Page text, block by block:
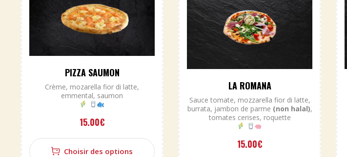
PIZZA SAUMON
Crème, mozarella fior di latte,
emmental, saumon
15.00€
Choisir des options
LA ROMANA
Sauce tomate, mozzarella fior di latte,
burrata, jambon de parme (non halal),
tomates cerises, roquette
15.00€